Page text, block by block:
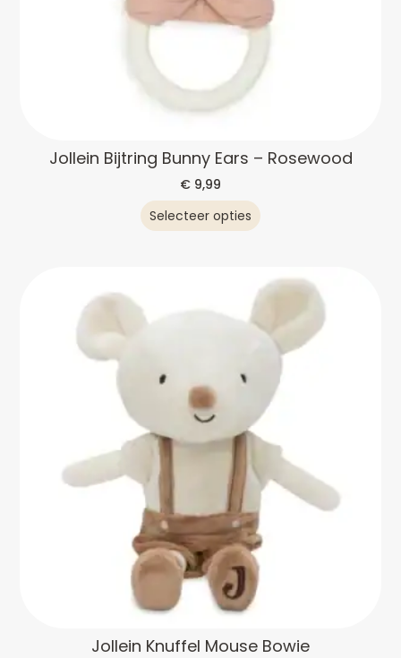
Jollein Bijtring Bunny Ears – Rosewood
€ 9,99
Selecteer opties
Jollein Knuffel Mouse Bowie